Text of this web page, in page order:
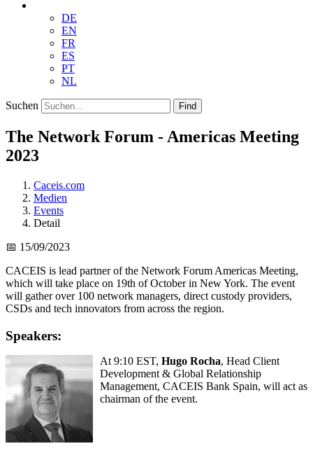
DE
EN
FR
ES
PT
NL
Suchen Find
The Network Forum - Americas Meeting
2023
Caceis.com
Medien
Events
Detail
📅 15/09/2023
CACEIS is lead partner of the Network Forum Americas Meeting,
which will take place on 19th of October in New York. The event
will gather over 100 network managers, direct custody providers,
CSDs and tech innovators from across the region.
Speakers:
At 9:10 EST, Hugo Rocha, Head Client
Development & Global Relationship
Management, CACEIS Bank Spain, will act as
chairman of the event.